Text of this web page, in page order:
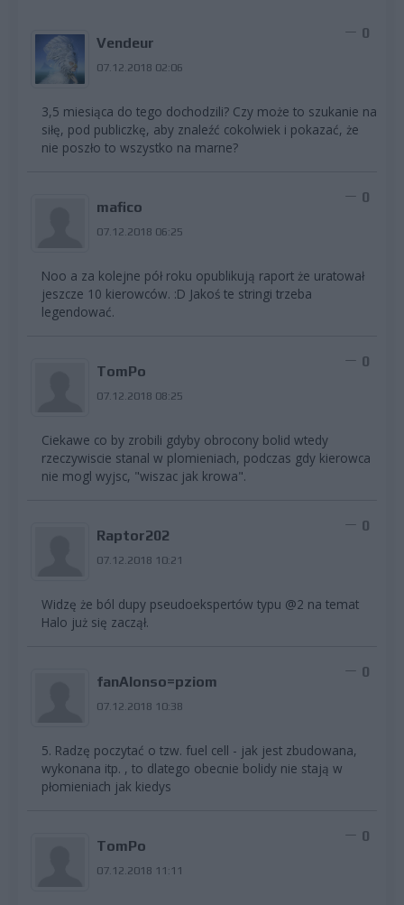
Vendeur
07.12.2018 02:06
0
3,5 miesiąca do tego dochodzili? Czy może to szukanie na
siłę, pod publiczkę, aby znaleźć cokolwiek i pokazać, że
nie poszło to wszystko na marne?
mafico
07.12.2018 06:25
0
Noo a za kolejne pół roku opublikują raport że uratował
jeszcze 10 kierowców. :D Jakoś te stringi trzeba
legendować.
TomPo
07.12.2018 08:25
0
Ciekawe co by zrobili gdyby obrocony bolid wtedy
rzeczywiscie stanal w plomieniach, podczas gdy kierowca
nie mogl wyjsc, "wiszac jak krowa".
Raptor202
07.12.2018 10:21
0
Widzę że ból dupy pseudoekspertów typu @2 na temat
Halo już się zaczął.
fanAlonso=pziom
07.12.2018 10:38
0
5. Radzę poczytać o tzw. fuel cell - jak jest zbudowana,
wykonana itp. , to dlatego obecnie bolidy nie stają w
płomieniach jak kiedys
TomPo
07.12.2018 11:11
0